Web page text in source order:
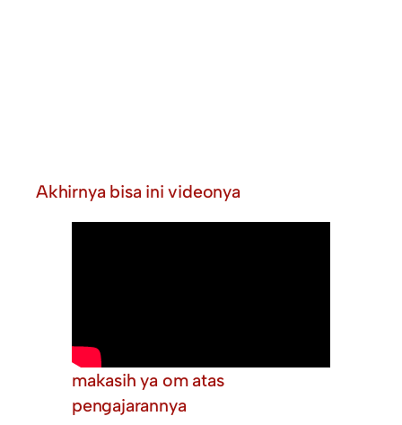
Akhirnya bisa ini videonya
makasih ya om atas
pengajarannya